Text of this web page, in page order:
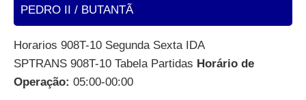
PEDRO II / BUTANTÃ
Horarios 908T-10 Segunda Sexta IDA
SPTRANS 908T-10 Tabela Partidas Horário de
Operação: 05:00-00:00